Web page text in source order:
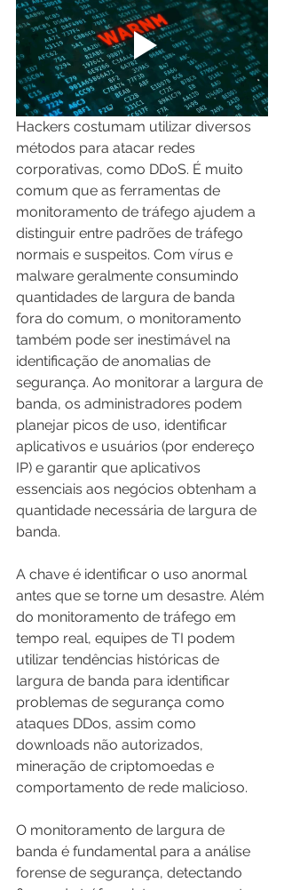
Hackers costumam utilizar diversos
métodos para atacar redes
corporativas, como DDoS. É muito
comum que as ferramentas de
monitoramento de tráfego ajudem a
distinguir entre padrões de tráfego
normais e suspeitos. Com vírus e
malware geralmente consumindo
quantidades de largura de banda
fora do comum, o monitoramento
também pode ser inestimável na
identificação de anomalias de
segurança. Ao monitorar a largura de
banda, os administradores podem
planejar picos de uso, identificar
aplicativos e usuários (por endereço
IP) e garantir que aplicativos
essenciais aos negócios obtenham a
quantidade necessária de largura de
banda.
A chave é identificar o uso anormal
antes que se torne um desastre. Além
do monitoramento de tráfego em
tempo real, equipes de TI podem
utilizar tendências históricas de
largura de banda para identificar
problemas de segurança como
ataques DDos, assim como
downloads não autorizados,
mineração de criptomoedas e
comportamento de rede malicioso.
O monitoramento de largura de
banda é fundamental para a análise
forense de segurança, detectando